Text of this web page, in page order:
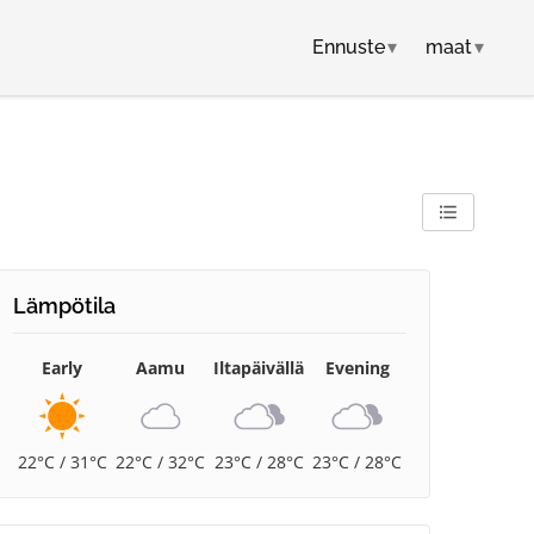
Ennuste▾ maat▾
Lämpötila
Early
22°C / 31°C
Aamu
22°C / 32°C
Iltapäivällä
23°C / 28°C
Evening
23°C / 28°C